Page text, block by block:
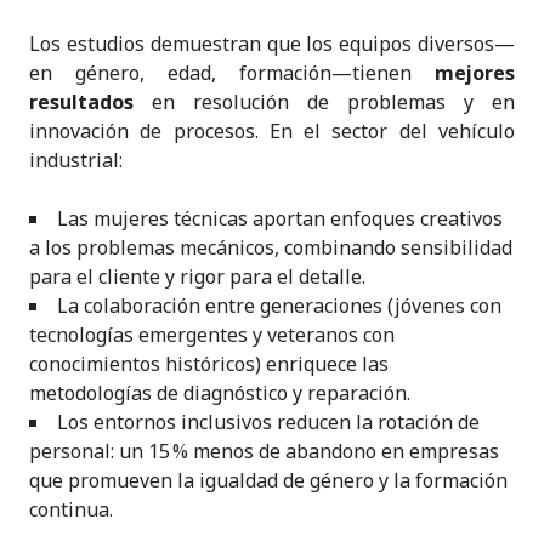
Los estudios demuestran que los equipos diversos—
en género, edad, formación—tienen mejores
resultados en resolución de problemas y en
innovación de procesos. En el sector del vehículo
industrial:
Las mujeres técnicas aportan enfoques creativos
a los problemas mecánicos, combinando sensibilidad
para el cliente y rigor para el detalle.
La colaboración entre generaciones (jóvenes con
tecnologías emergentes y veteranos con
conocimientos históricos) enriquece las
metodologías de diagnóstico y reparación.
Los entornos inclusivos reducen la rotación de
personal: un 15 % menos de abandono en empresas
que promueven la igualdad de género y la formación
continua.